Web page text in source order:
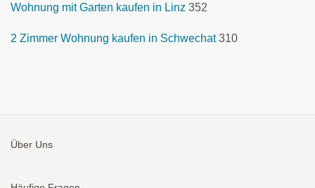
Wohnung mit Garten kaufen in Linz 352
2 Zimmer Wohnung kaufen in Schwechat 310
Über Uns